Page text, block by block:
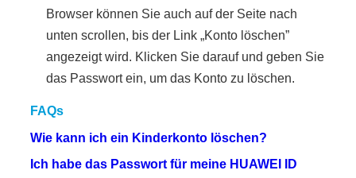
Browser können Sie auch auf der Seite nach
unten scrollen, bis der Link „Konto löschen”
angezeigt wird. Klicken Sie darauf und geben Sie
das Passwort ein, um das Konto zu löschen.
FAQs
Wie kann ich ein Kinderkonto löschen?
Ich habe das Passwort für meine HUAWEI ID